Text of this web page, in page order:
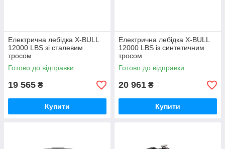
Електрична лебідка X-BULL
12000 LBS зі сталевим
тросом
Готово до відправки
19 565 ₴
Купити
Електрична лебідка X-BULL
12000 LBS із синтетичним
тросом
Готово до відправки
20 961 ₴
Купити